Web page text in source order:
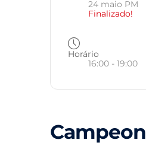
24 maio PM
Finalizado!
Horário
16:00 - 19:00